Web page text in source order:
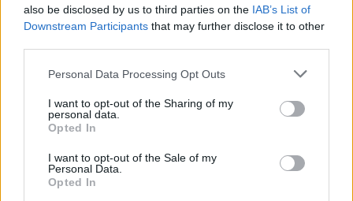
also be disclosed by us to third parties on the IAB’s List of
Downstream Participants that may further disclose it to other
Personal Data Processing Opt Outs
I want to opt-out of the Sharing of my
personal data.
Opted In
I want to opt-out of the Sale of my
Personal Data.
Opted In